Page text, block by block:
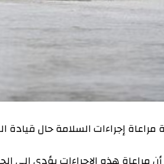
مراعاة إجراءات السلامة حال